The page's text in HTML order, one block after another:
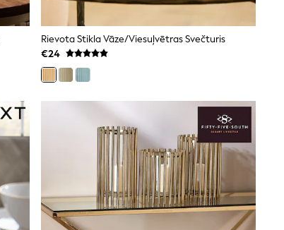
Rievota Stikla Vāze/viesuļvētras Svečturis
€24